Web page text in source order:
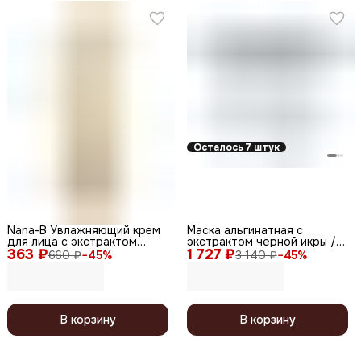
363 ₽660 ₽−45%
Nana-B Увлажняющий крем
для лица с экстрактом
слизи улитки и EGF / Stem
Cell & EGF Snail Essence
В корзину
Осталось 7 штук
1 727 ₽3 140 ₽−45%
Маска альгинатная с
экстрактом чёрной икры /
Black Caviar-Lifting 550 мл
В корзину